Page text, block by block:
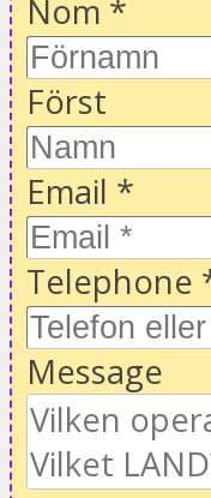
Nom *
Först
Email *
Telephone
Message